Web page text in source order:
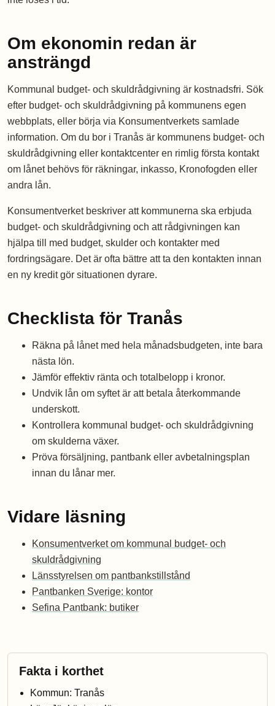
Om ekonomin redan är
ansträngd
Kommunal budget- och skuldrådgivning är kostnadsfri. Sök
efter budget- och skuldrådgivning på kommunens egen
webbplats, eller börja via Konsumentverkets samlade
information. Om du bor i Tranås är kommunens budget- och
skuldrådgivning eller kontaktcenter en rimlig första kontakt
om lånet behövs för räkningar, inkasso, Kronofogden eller
andra lån.
Konsumentverket beskriver att kommunerna ska erbjuda
budget- och skuldrådgivning och att rådgivningen kan
hjälpa till med budget, skulder och kontakter med
fordringsägare. Det är ofta bättre att ta den kontakten innan
en ny kredit gör situationen dyrare.
Checklista för Tranås
Räkna på lånet med hela månadsbudgeten, inte bara
nästa lön.
Jämför effektiv ränta och totalbelopp i kronor.
Undvik lån om syftet är att betala återkommande
underskott.
Kontrollera kommunal budget- och skuldrådgivning
om skulderna växer.
Pröva försäljning, pantbank eller avbetalningsplan
innan du lånar mer.
Vidare läsning
Konsumentverket om kommunal budget- och
skuldrådgivning
Länsstyrelsen om pantbankstillstånd
Pantbanken Sverige: kontor
Sefina Pantbank: butiker
Fakta i korthet
Kommun: Tranås